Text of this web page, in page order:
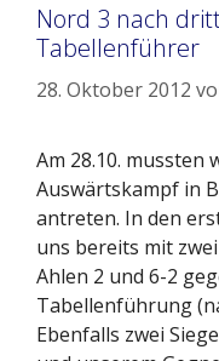
Nord 3 nach
Tabellenführer
28. Oktober 2012
Am 28.10. mussten
Auswärtskampf in
antreten. In den
uns bereits mit
Ahlen 2 und 6-2
Tabellenführung
Ebenfalls zwei